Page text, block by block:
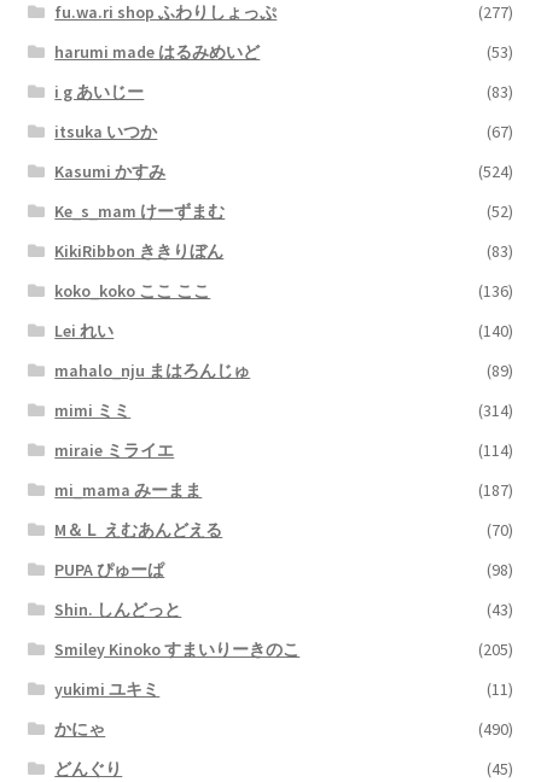
fu.wa.ri shop ふわりしょっぷ
(277)
harumi made はるみめいど
(53)
i g あいじー
(83)
itsuka いつか
(67)
Kasumi かすみ
(524)
Ke_s_mam けーずまむ
(52)
KikiRibbon ききりぼん
(83)
koko_koko ここ ここ
(136)
Lei れい
(140)
mahalo_nju まはろんじゅ
(89)
mimi ミミ
(314)
miraie ミライエ
(114)
mi_mama みーまま
(187)
M＆Ｌ えむあんどえる
(70)
PUPA ぴゅーぱ
(98)
Shin. しんどっと
(43)
Smiley Kinoko すまいりーきのこ
(205)
yukimi ユキミ
(11)
かにゃ
(490)
どんぐり
(45)